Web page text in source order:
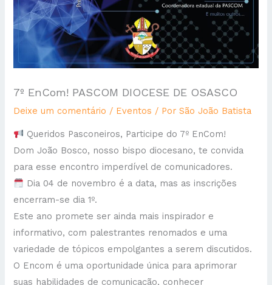
7º EnCom! PASCOM DIOCESE DE OSASCO
Deixe um comentário / Eventos / PorSão João Batista
Queridos Pasconeiros, Participe do 7º EnCom!
Dom João Bosco, nosso bispo diocesano, te convida
para esse encontro imperdível de comunicadores.
Dia 04 de novembro é a data, mas as inscrições
encerram-se dia 1º.
Este ano promete ser ainda mais inspirador e
informativo, com palestrantes renomados e uma
variedade de tópicos empolgantes a serem discutidos.
O Encom é uma oportunidade única para aprimorar
suas habilidades de comunicação, conhecer